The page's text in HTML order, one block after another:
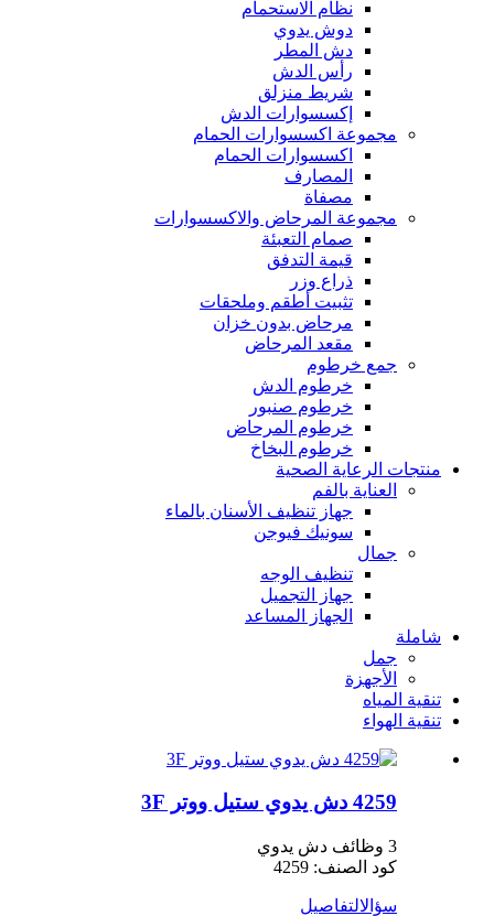
نظام الاستحمام
دوش يدوي
دش المطر
رأس الدش
شريط منزلق
إكسسوارات الدش
مجموعة اكسسوارات الحمام
اكسسوارات الحمام
المصارف
مصفاة
مجموعة المرحاض والاكسسوارات
صمام التعبئة
قيمة التدفق
ذراع وزر
تثبيت أطقم وملحقات
مرحاض بدون خزان
مقعد المرحاض
جمع خرطوم
خرطوم الدش
خرطوم صنبور
خرطوم المرحاض
خرطوم البخاخ
منتجات الرعاية الصحية
العناية بالفم
جهاز تنظيف الأسنان بالماء
سونيك فيوجن
جمال
تنظيف الوجه
جهاز التجميل
الجهاز المساعد
شاملة
جمل
الأجهزة
تنقية المياه
تنقية الهواء
4259 دش يدوي ستيل ووتر 3F
3 وظائف دش يدوي
كود الصنف: 4259
سؤالالتفاصيل